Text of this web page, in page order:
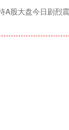
A股大盘今日剧烈